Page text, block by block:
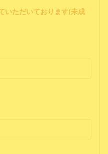
いただいております(未成